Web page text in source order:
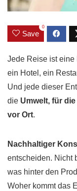
Save
0
Jede Reise ist
ein Hotel, ein
Und jede dieser
die Umwelt, für
vor Ort.
Nachhaltiger
entscheiden. Nicht
was hinter den
Woher kommt das